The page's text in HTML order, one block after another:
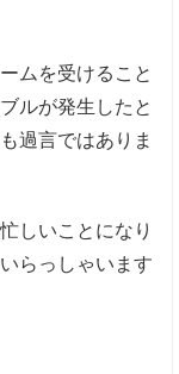
ムを受けること
ルが発生したと
過言ではありま
しいことになり
らっしゃいます